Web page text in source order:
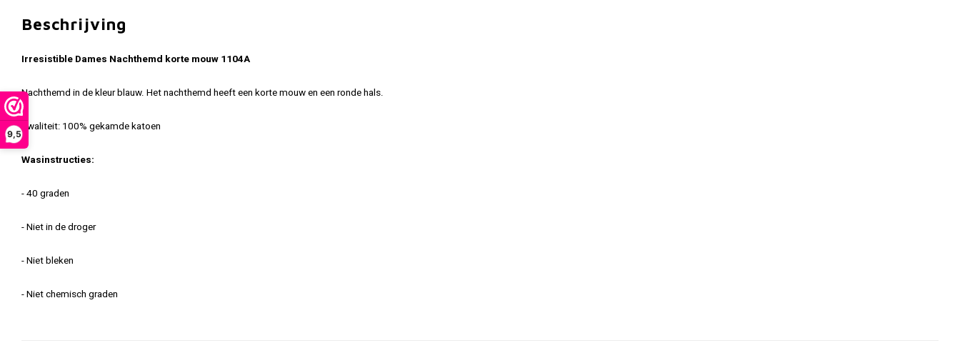
9,5
Beschrijving
Irresistible Dames Nachthemd korte mouw 1104A
Nachthemd in de kleur blauw. Het nachthemd heeft een korte mouw en een ronde hals.
Kwaliteit: 100% gekamde katoen
Wasinstructies:
- 40 graden
- Niet in de droger
- Niet bleken
- Niet chemisch graden